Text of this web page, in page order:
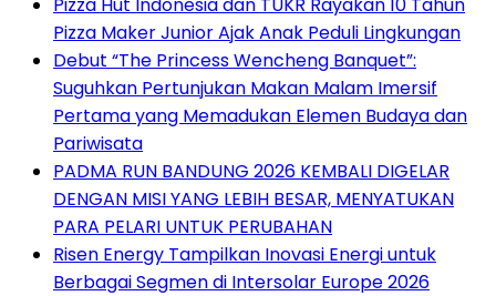
Pizza Maker Junior Ajak Anak Peduli Lingkungan
Debut “The Princess Wencheng Banquet”:
Suguhkan Pertunjukan Makan Malam Imersif
Pertama yang Memadukan Elemen Budaya dan
Pariwisata
PADMA RUN BANDUNG 2026 KEMBALI DIGELAR
DENGAN MISI YANG LEBIH BESAR, MENYATUKAN
PARA PELARI UNTUK PERUBAHAN
Risen Energy Tampilkan Inovasi Energi untuk
Berbagai Segmen di Intersolar Europe 2026